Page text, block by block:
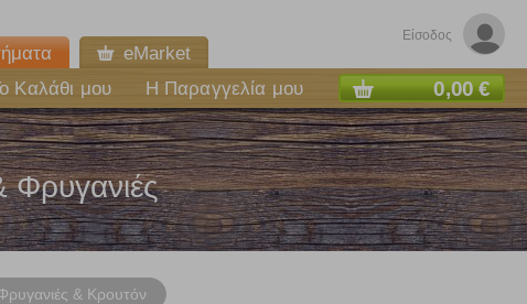
Είσοδος
eMarket
Καλάθι μου Η Παραγγελία μου 0,00 €
Φρυγανιές
& Κρουτόν